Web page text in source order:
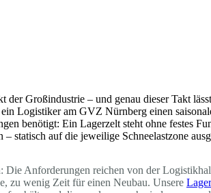
der Großindustrie – und genau dieser Takt
Logistiker am GVZ Nürnberg einen
benötigt: Ein Lagerzelt steht ohne festes
statisch auf die jeweilige Schneelastzone
Anforderungen reichen von der
zu wenig Zeit für einen Neubau. Unsere